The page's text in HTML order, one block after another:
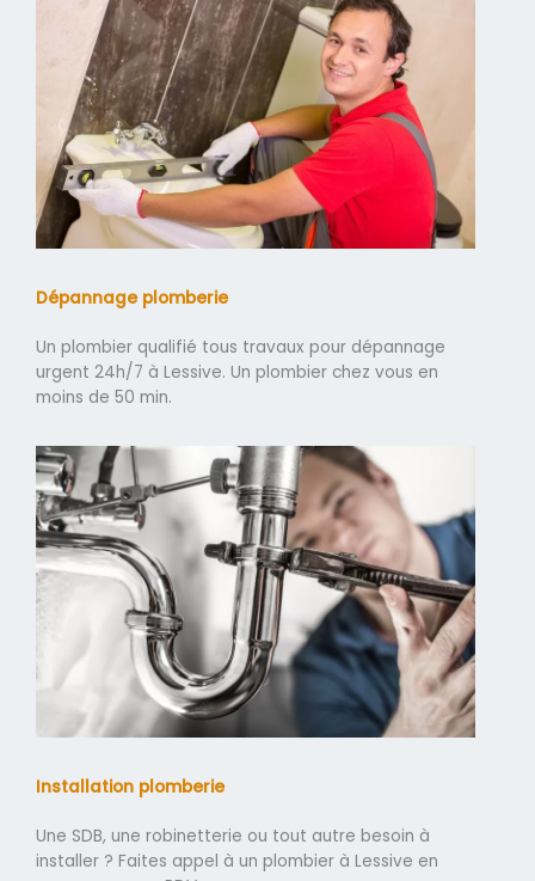
Dépannage plomberie
Un plombier qualifié tous travaux pour dépannage
urgent 24h/7 à Lessive. Un plombier chez vous en
moins de 50 min.
Installation plomberie
Une SDB, une robinetterie ou tout autre besoin à
installer ? Faites appel à un plombier à Lessive en